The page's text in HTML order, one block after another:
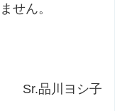
せん。
Sr.品川ヨシ子